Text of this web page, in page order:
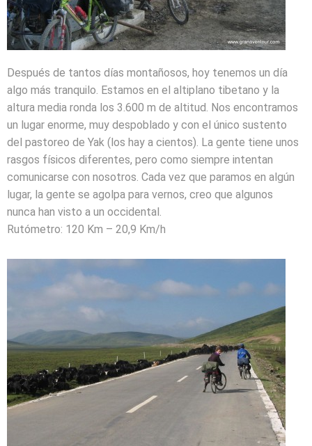
Después de tantos días montañosos, hoy tenemos un día
algo más tranquilo. Estamos en el altiplano tibetano y la
altura media ronda los 3.600 m de altitud. Nos encontramos
un lugar enorme, muy despoblado y con el único sustento
del pastoreo de Yak (los hay a cientos). La gente tiene unos
rasgos físicos diferentes, pero como siempre intentan
comunicarse con nosotros. Cada vez que paramos en algún
lugar, la gente se agolpa para vernos, creo que algunos
nunca han visto a un occidental.
Rutómetro: 120 Km – 20,9 Km/h